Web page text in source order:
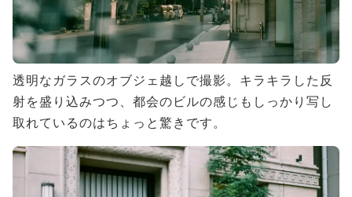
透明なガラスのオブジェ越しで撮影。キラキラした反
射を盛り込みつつ、都会のビルの感じもしっかり写し
取れているのはちょっと驚きです。